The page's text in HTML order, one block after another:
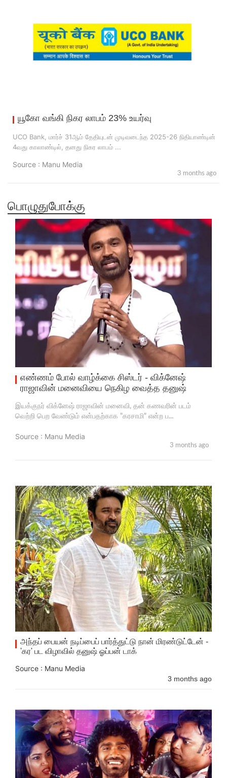
யூகோ வங்கி நிகர லாபம் 23% உயர்வு
UCO Bank, மார்ச் 31ஆம் தேதியுடன் முடிவடைந்த 2025-26 நிதியாண்டின்
4வது காலாண்டில், தனது நிகர லாபம் ...
Source : Manu Media
3 months ago
பொழுதுபோக்கு
எண்ணம் போல் வாழ்க்கை சிஸ்டர் - விக்னேஷ்
ராஜாவின் மனைவியை நெகிழ வைத்த தனுஷ்
இயக்குநர் விக்னேஷ் ராஜாவின் மனைவி, தன் கணவரின் படம்
வெற்றி பெற வேண்டும் என்பதற்காக "கரசாமி" என்ற ப...
Source : Manu Media
3 months ago
அந்தப் பையன் நடிப்பைப் பார்த்துட்டு நான் மிரண்டுட்டேன் -
'கர' பட விழாவில் தனுஷ் ஓப்பன் டாக்
Source : Manu Media
3 months ago